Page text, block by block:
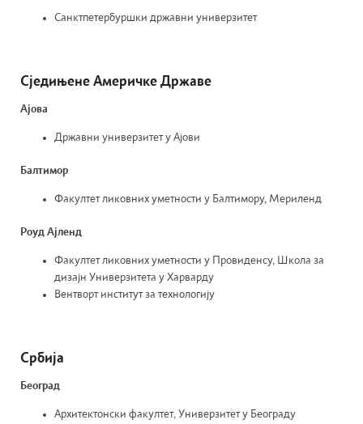
Санктпетербуршки државни универзитет
Сједињене Америчке Државе
Ајова
Државни универзитет у Ајови
Балтимор
Факултет ликовних уметности у Балтимору, Мериленд
Роуд Ајленд
Факултет ликовних уметности у Провиденсу, Школа за
дизајн Универзитета у Харварду
Вентворт институт за технологију
Србија
Београд
Архитектонски факултет, Универзитет у Београду